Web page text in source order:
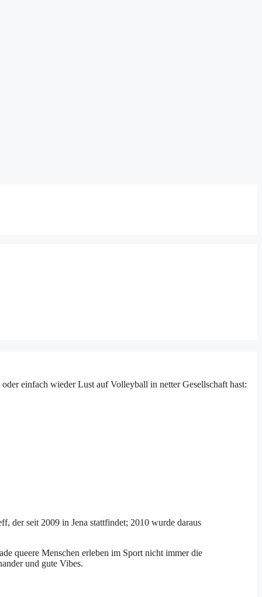
einfach wieder Lust auf Volleyball in netter Gesellschaft hast:
der seit 2009 in Jena stattfindet; 2010 wurde daraus
queere Menschen erleben im Sport nicht immer die
und gute Vibes.